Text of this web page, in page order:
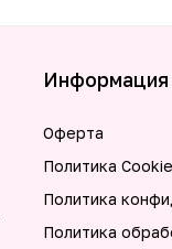
Информация
Оферта
Политика
Политика
Политика